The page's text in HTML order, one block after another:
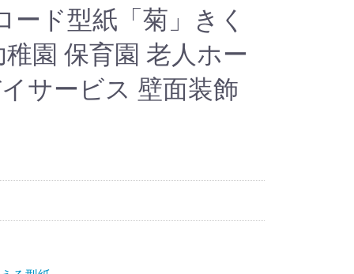
ド型紙「菊」きく
園 保育園 老人ホー
サービス 壁面装飾